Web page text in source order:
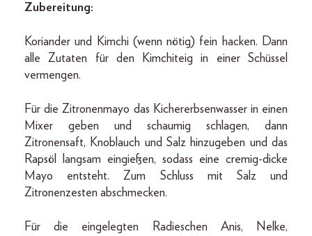
Zubereitung:
Koriander und Kimchi (wenn nötig) fein hacken. Dann
alle Zutaten für den Kimchiteig in einer Schüssel
vermengen.
Für die Zitronenmayo das Kichererbsenwasser in einen
Mixer geben und schaumig schlagen, dann
Zitronensaft, Knoblauch und Salz hinzugeben und das
Rapsöl langsam eingießen, sodass eine cremig-dicke
Mayo entsteht. Zum Schluss mit Salz und
Zitronenzesten abschmecken.
Für die eingelegten Radieschen Anis, Nelke,